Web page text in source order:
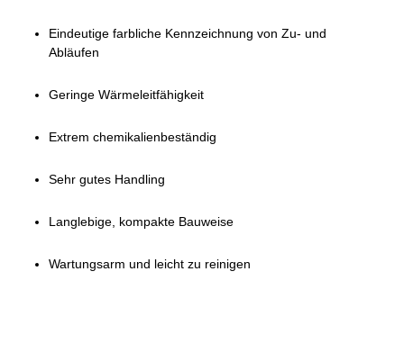
Eindeutige farbliche Kennzeichnung von Zu- und
Abläufen
Geringe Wärmeleitfähigkeit
Extrem chemikalienbeständig
Sehr gutes Handling
Langlebige, kompakte Bauweise
Wartungsarm und leicht zu reinigen